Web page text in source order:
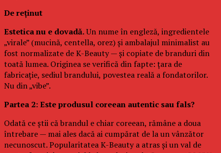
De reținut
Estetica nu e dovadă.Un nume în engleză, ingredientele
„virale” (mucină, centella, orez) și ambalajul minimalist au
fost normalizate de K-Beauty — și copiate de branduri din
toată lumea. Originea se verifică din fapte: țara de
fabricație, sediul brandului, povestea reală a fondatorilor.
Nu din „vibe”.
Partea 2: Este produsul coreean autentic sau fals?
Odată ce știi că brandul e chiar coreean, rămâne a doua
întrebare — mai ales dacă ai cumpărat de la un vânzător
necunoscut. Popularitatea K-Beauty a atras și un val de